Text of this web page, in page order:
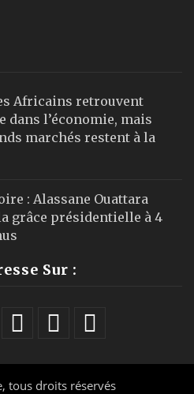
Africains retrouvent
dans l’économie, mais
marchés restent à la
: Alassane Ouattara
grâce présidentielle à 4
Sur :
, tous droits réservés